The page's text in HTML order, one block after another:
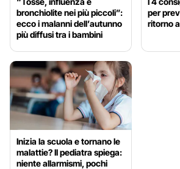
bronchiolite nei più piccoli”:
ecco i malanni dell’autunno
più diffusi tra i bambini
per
ritorno
Inizia la scuola e tornano le
malattie? Il pediatra spiega:
niente allarmismi, pochi